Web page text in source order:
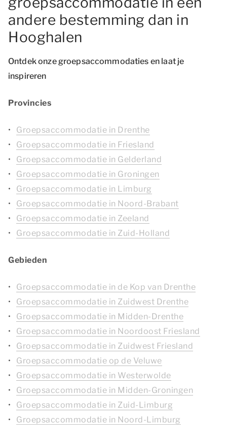
andere bestemming dan in
Hooghalen
Ontdek onze groepsaccommodaties en laat je
inspireren
Provincies
Groepsaccommodatie in Drenthe
Groepsaccommodatie in Friesland
Groepsaccommodatie in Gelderland
Groepsaccommodatie in Groningen
Groepsaccommodatie in Limburg
Groepsaccommodatie in Noord-Brabant
Groepsaccommodatie in Zeeland
Groepsaccommodatie in Zuid-Holland
Gebieden
Groepsaccommodatie in de Kop van Drenthe
Groepsaccommodatie in Zuidwest Drenthe
Groepsaccommodatie in Midden-Drenthe
Groepsaccommodatie in Noordoost Friesland
Groepsaccommodatie in Zuidwest Friesland
Groepsaccommodatie op de Veluwe
Groepsaccommodatie in Westerwolde
Groepsaccommodatie in Midden-Groningen
Groepsaccommodatie in Zuid-Limburg
Groepsaccommodatie in Noord-Limburg